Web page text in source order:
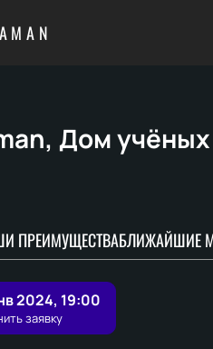
Дом
ПРЕИМУЩЕСТВАБЛИЖАЙШИЕ